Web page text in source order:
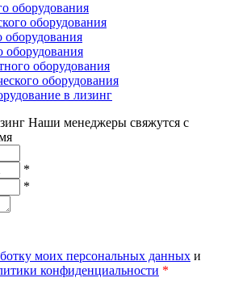
оборудования
оборудования
оборудования
оборудования
оборудования
в лизинг
Наши менеджеры свяжутся с
*
*
моих персональных данных и
конфиденциальности *